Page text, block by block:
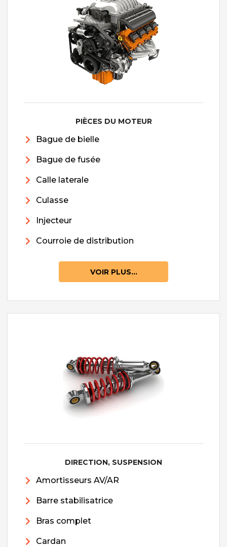
PIÈCES DU MOTEUR
Bague de bielle
Bague de fusée
Calle laterale
Culasse
Injecteur
Courroie de distribution
VOIR PLUS...
DIRECTION, SUSPENSION
Amortisseurs AV/AR
Barre stabilisatrice
Bras complet
Cardan